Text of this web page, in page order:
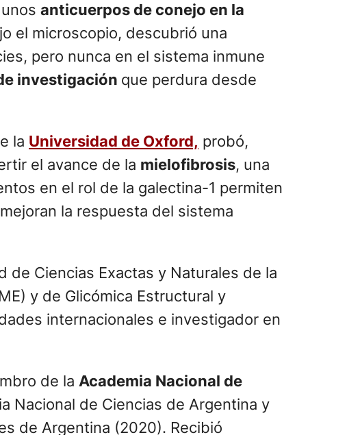
anticuerpos de conejo en la
el microscopio, descubrió una
pero nunca en el sistema inmune
investigación que perdura desde
la Universidad de Oxford, probó,
el avance de la mielofibrosis, una
en el rol de la galectina-1 permiten
la respuesta del sistema
de Ciencias Exactas y Naturales de la
y de Glicómica Estructural y
internacionales e investigador en
de la Academia Nacional de
Nacional de Ciencias de Argentina y
de Argentina (2020). Recibió